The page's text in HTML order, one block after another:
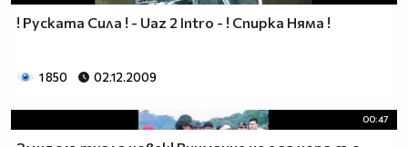
! Руската Сила ! - Uaz 2 Intro - ! Спирка Няма !
1 850 02.12.2009
00:47